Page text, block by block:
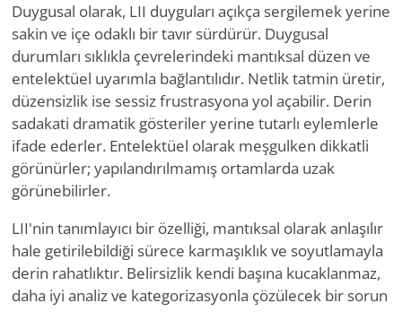
Duygusal olarak, LII duyguları açıkça sergilemek yerine
sakin ve içe odaklı bir tavır sürdürür. Duygusal
durumları sıklıkla çevrelerindeki mantıksal düzen ve
entelektüel uyarımla bağlantılıdır. Netlik tatmin üretir,
düzensizlik ise sessiz frustrasyona yol açabilir. Derin
sadakati dramatik gösteriler yerine tutarlı eylemlerle
ifade ederler. Entelektüel olarak meşgulken dikkatli
görünürler; yapılandırılmamış ortamlarda uzak
görünebilirler.
LII'nin tanımlayıcı bir özelliği, mantıksal olarak anlaşılır
hale getirilebildiği sürece karmaşıklık ve soyutlamayla
derin rahatlıktır. Belirsizlik kendi başına kucaklanmaz,
daha iyi analiz ve kategorizasyonla çözülecek bir sorun